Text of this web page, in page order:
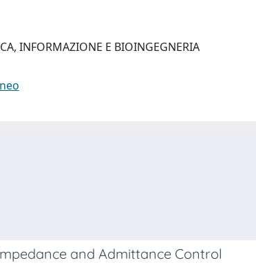
INFORMAZIONE E BIOINGEGNERIA
and Admittance Control